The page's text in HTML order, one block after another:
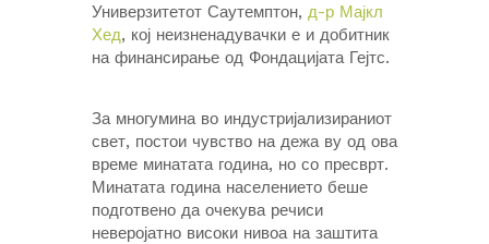
Универзитетот Саутемптон, д-р Мајкл
Хед, кој неизненадувачки е и добитник
на финансирање од Фондацијата Гејтс.
За многумина во индустријализираниот
свет, постои чувство на дежа ву од ова
време минатата година, но со пресврт.
Минатата година населението беше
подготвено да очекува речиси
неверојатно високи нивоа на заштита